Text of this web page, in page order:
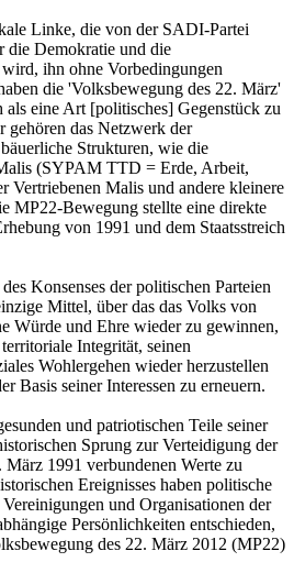
Linke, die von der SADI-Partei
die Demokratie und die
ihn ohne Vorbedingungen
die 'Volksbewegung des 22. März'
eine Art [politisches] Gegenstück zu
gehören das Netzwerk der
Strukturen, wie die
(SYPAM TTD = Erde, Arbeit,
Vertriebenen Malis und andere kleinere
MP22-Bewegung stellte eine direkte
von 1991 und dem Staatsstreich
Konsenses der politischen Parteien
Mittel, über das das Volks von
Würde und Ehre wieder zu gewinnen,
Integrität, seinen
Wohlergehen wieder herzustellen
Basis seiner Interessen zu erneuern.
und patriotischen Teile seiner
Sprung zur Verteidigung der
1991 verbundenen Werte zu
Ereignisses haben politische
und Organisationen der
Persönlichkeiten entschieden,
des 22. März 2012 (MP22)